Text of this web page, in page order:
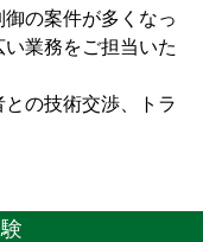
御の案件が多くなっ
業務をご担当いた
との技術交渉、トラ